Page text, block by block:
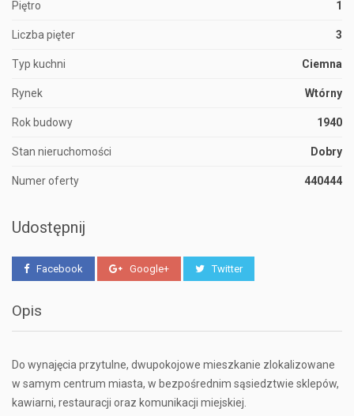
Piętro 1
Liczba pięter 3
Typ kuchni Ciemna
Rynek Wtórny
Rok budowy 1940
Stan nieruchomości Dobry
Numer oferty 440444
Udostępnij
Facebook Google+ Twitter
Opis
Do wynajęcia przytulne, dwupokojowe mieszkanie zlokalizowane
w samym centrum miasta, w bezpośrednim sąsiedztwie sklepów,
kawiarni, restauracji oraz komunikacji miejskiej.